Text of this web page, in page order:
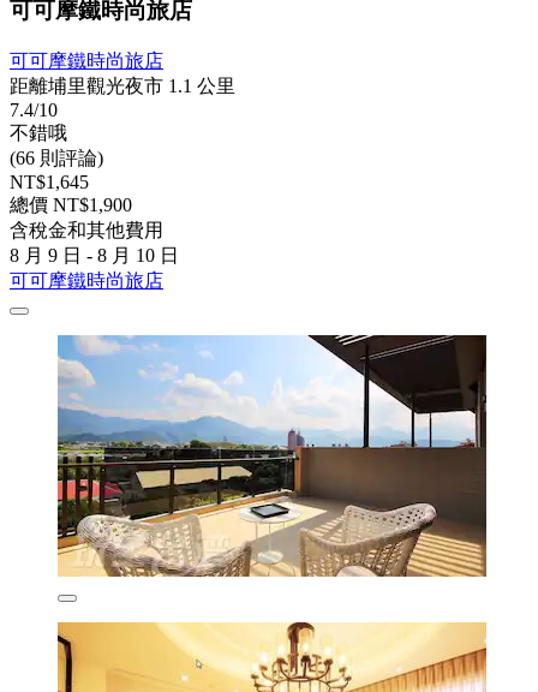
可可摩鐵時尚旅店
可可摩鐵時尚旅店
距離埔里觀光夜市 1.1 公里
7.4/10
不錯哦
(66 則評論)
NT$1,645
總價 NT$1,900
含稅金和其他費用
8 月 9 日 - 8 月 10 日
可可摩鐵時尚旅店